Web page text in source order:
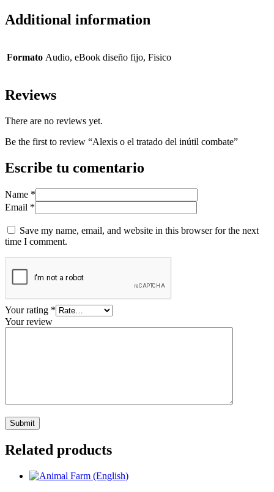
Additional information
Formato Audio, eBook diseño fijo, Fisico
Reviews
There are no reviews yet.
Be the first to review “Alexis o el tratado del inútil combate”
Escribe tu comentario
Name *
Email *
Save my name, email, and website in this browser for the next
time I comment.
Your rating *
Your review
Related products